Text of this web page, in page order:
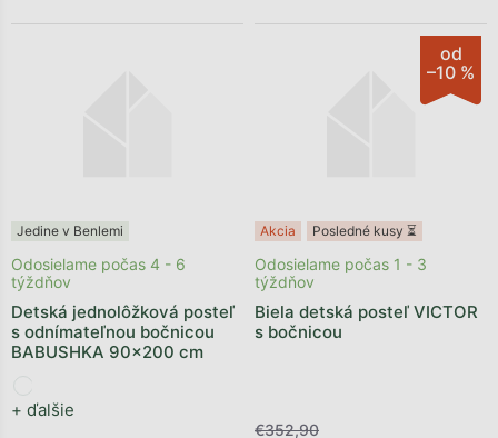
Jedine v Benlemi
Detská jednolôžková posteľ
s odnímateľnou bočnicou
BABUSHKA 90x200 cm
+ ďalšie
Odosielame počas 4 - 6
týždňov
od
–10 %
Akcia Posledné kusy ⏳
Biela detská posteľ VICTOR
s bočnicou
Odosielame počas 1 - 3
týždňov
€352,90